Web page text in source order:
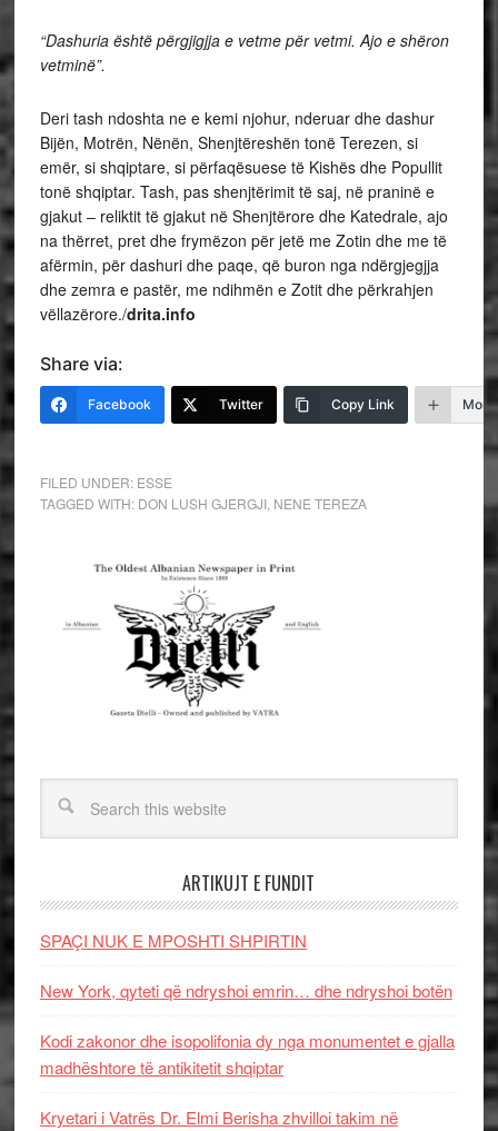
“Dashuria është përgjigjja e vetme për vetmi. Ajo e shëron
vetminë”.
Deri tash ndoshta ne e kemi njohur, nderuar dhe dashur
Bijën, Motrën, Nënën, Shenjtëreshën tonë Terezen, si
emër, si shqiptare, si përfaqësuese të Kishës dhe Popullit
tonë shqiptar. Tash, pas shenjtërimit të saj, në praninë e
gjakut – reliktit të gjakut në Shenjtërore dhe Katedrale, ajo
na thërret, pret dhe frymëzon për jetë me Zotin dhe me të
afërmin, për dashuri dhe paqe, që buron nga ndërgjegjja
dhe zemra e pastër, me ndihmën e Zotit dhe përkrahjen
vëllazërore./drita.info
Share via:
Facebook Twitter Copy Link More
FILED UNDER: ESSE
TAGGED WITH: DON LUSH GJERGJI, NENE TEREZA
ARTIKUJT E FUNDIT
SPAÇI NUK E MPOSHTI SHPIRTIN
New York, qyteti që ndryshoi emrin… dhe ndryshoi botën
Kodi zakonor dhe isopolifonia dy nga monumentet e gjalla
madhështore të antikitetit shqiptar
Kryetari i Vatrës Dr. Elmi Berisha zhvilloi takim në